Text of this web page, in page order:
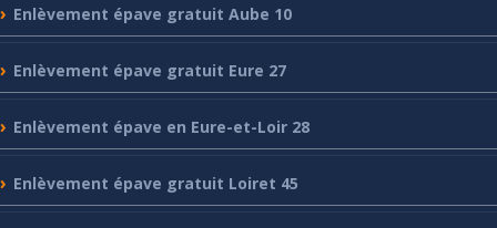
Enlèvement épave gratuit Aube 10
Enlèvement épave gratuit Eure 27
Enlèvement épave en Eure-et-Loir 28
Enlèvement épave gratuit Loiret 45